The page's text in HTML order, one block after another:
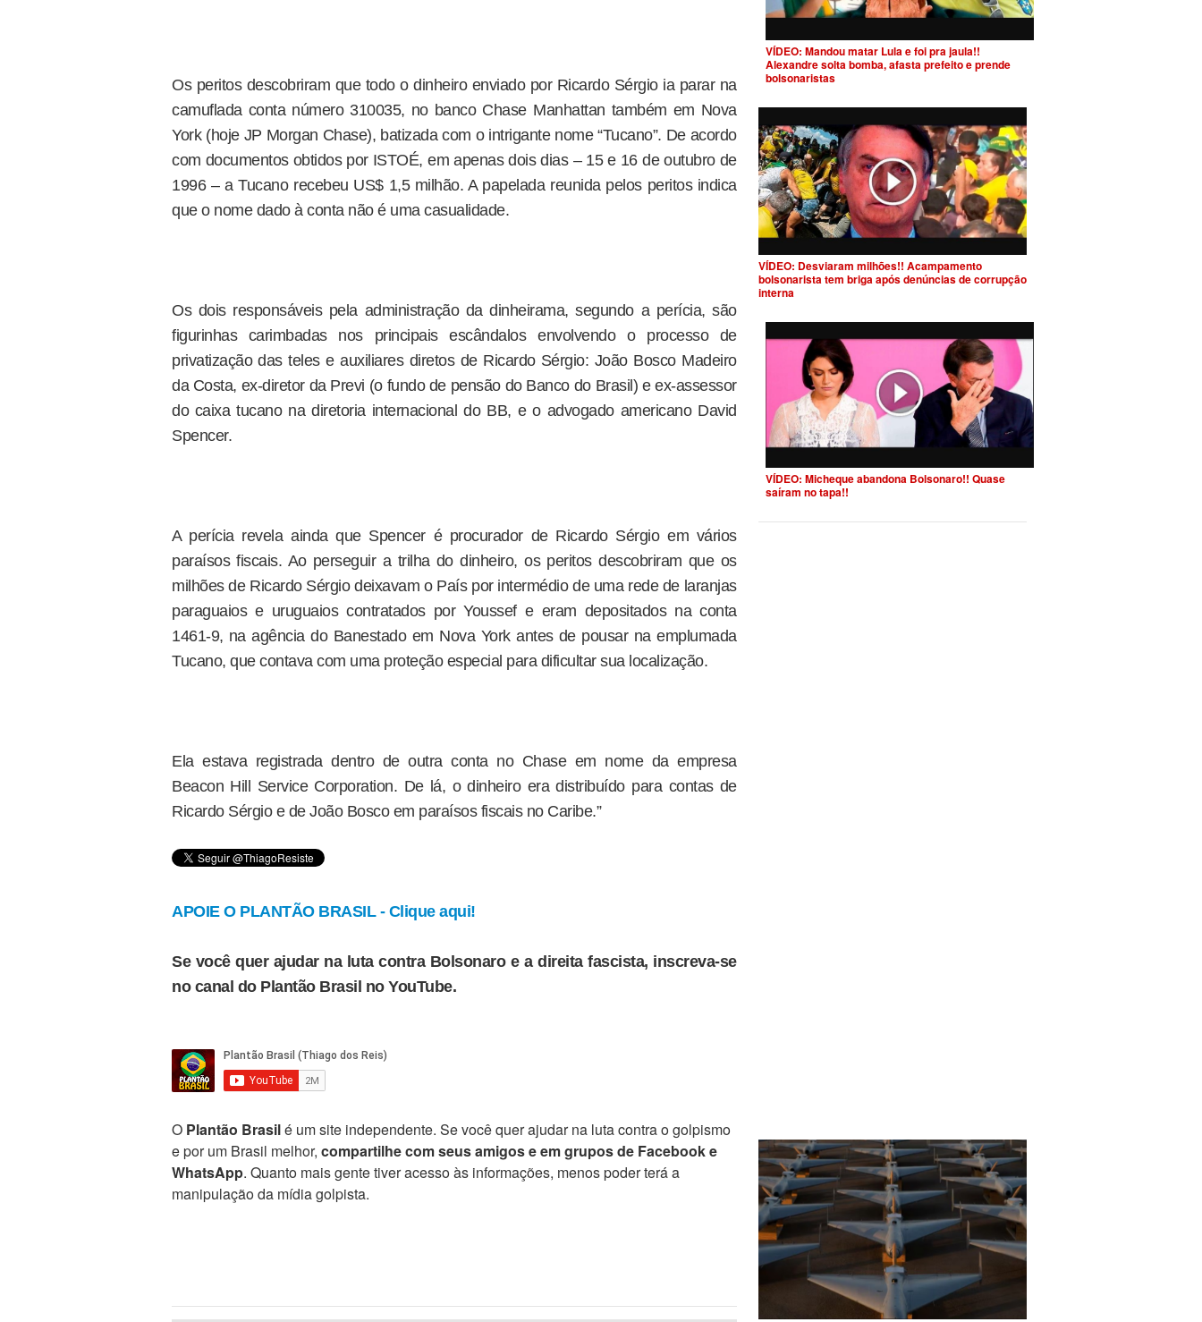
Os peritos descobriram que todo o dinheiro enviado por Ricardo Sérgio ia parar na
camuflada conta número 310035, no banco Chase Manhattan também em Nova
York (hoje JP Morgan Chase), batizada com o intrigante nome “Tucano”. De acordo
com documentos obtidos por ISTOÉ, em apenas dois dias – 15 e 16 de outubro de
1996 – a Tucano recebeu US$ 1,5 milhão. A papelada reunida pelos peritos indica
que o nome dado à conta não é uma casualidade.
Os dois responsáveis pela administração da dinheirama, segundo a perícia, são
figurinhas carimbadas nos principais escândalos envolvendo o processo de
privatização das teles e auxiliares diretos de Ricardo Sérgio: João Bosco Madeiro
da Costa, ex-diretor da Previ (o fundo de pensão do Banco do Brasil) e ex-assessor
do caixa tucano na diretoria internacional do BB, e o advogado americano David
Spencer.
A perícia revela ainda que Spencer é procurador de Ricardo Sérgio em vários
paraísos fiscais. Ao perseguir a trilha do dinheiro, os peritos descobriram que os
milhões de Ricardo Sérgio deixavam o País por intermédio de uma rede de laranjas
paraguaios e uruguaios contratados por Youssef e eram depositados na conta
1461-9, na agência do Banestado em Nova York antes de pousar na emplumada
Tucano, que contava com uma proteção especial para dificultar sua localização.
Ela estava registrada dentro de outra conta no Chase em nome da empresa
Beacon Hill Service Corporation. De lá, o dinheiro era distribuído para contas de
Ricardo Sérgio e de João Bosco em paraísos fiscais no Caribe.”
APOIE O PLANTÃO BRASIL - Clique aqui!
Se você quer ajudar na luta contra Bolsonaro e a direita fascista, inscreva-se
no canal do Plantão Brasil no YouTube.
O Plantão Brasilé um site independente. Se você quer ajudar na luta contra o golpismo
e por um Brasil melhor, compartilhe com seus amigos e em grupos de Facebook e
WhatsApp. Quanto mais gente tiver acesso às informações, menos poder terá a
manipulação da mídia golpista.
VÍDEO: Mandou matar Lula e foi pra jaula!!
Alexandre solta bomba, afasta prefeito e prende
bolsonaristas
VÍDEO: Desviaram milhões!! Acampamento
bolsonarista tem briga após denúncias de corrupção
interna
VÍDEO: Micheque abandona Bolsonaro!! Quase
saíram no tapa!!